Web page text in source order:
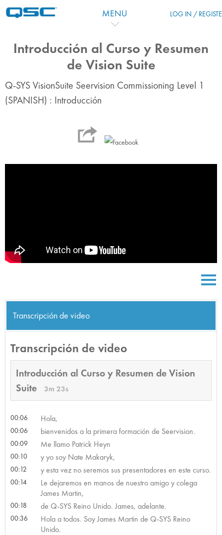
MENU LOG IN /
Introducción al Curso y Resumen
de Vision Suite
Q-SYS VisionSuite Seervision Commissioning Level 1
(SPANISH) : Introducción
Transcripción de video
Transcripción de video
Introducción al Curso y Resumen de Vision
Suite
3m 23s
00:06 Hola,
00:06 bienvenidos a la primera formación de Seervision.
00:09 Me llamo Patrick Heyn
00:10 y yo soy Nate Makaryk,
00:12 y esta vez no seremos sus presentadores en este curso.
00:14
Le dejaremos en manos de nuestro amigo y colega
James Martin,
00:18 de Q-SYS Reino Unido. James, adelante.
00:36
Hola a todos. Soy James Martin de Q-SYS Reino
Unido.